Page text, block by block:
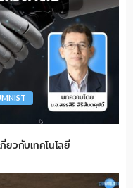
ยวกับเทคโนโลยี